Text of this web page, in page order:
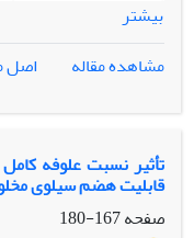
و ارتباط آن با برخی
هلشتاین استان
فاصله زایمان تا اولین
آبستنی و سن اولین زایش
مدل دام دومتغیره
بیشتر
مشاهده مقاله
اصل
تأثیر نسبت علوفه
قابلیت هضم سیلوی
صفحه167-180